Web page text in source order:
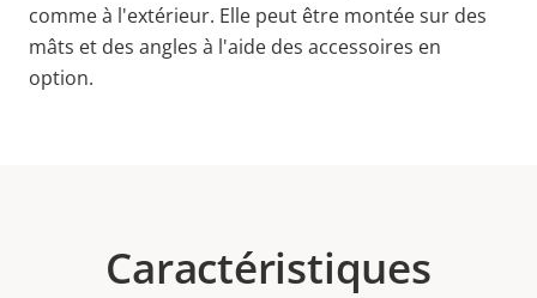
comme à l'extérieur. Elle peut être montée sur des
mâts et des angles à l'aide des accessoires en
option.
Caractéristiques